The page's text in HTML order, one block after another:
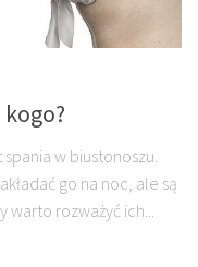
w biustonoszu.
go na noc, ale są
warto rozważyć ich...